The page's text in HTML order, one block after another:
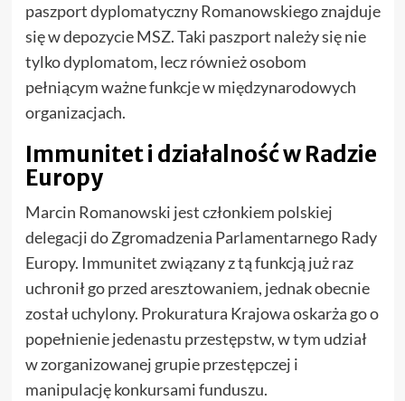
paszport dyplomatyczny Romanowskiego znajduje
się w depozycie MSZ. Taki paszport należy się nie
tylko dyplomatom, lecz również osobom
pełniącym ważne funkcje w międzynarodowych
organizacjach.
Immunitet i działalność w Radzie
Europy
Marcin Romanowski jest członkiem polskiej
delegacji do Zgromadzenia Parlamentarnego Rady
Europy. Immunitet związany z tą funkcją już raz
uchronił go przed aresztowaniem, jednak obecnie
został uchylony. Prokuratura Krajowa oskarża go o
popełnienie jedenastu przestępstw, w tym udział
w zorganizowanej grupie przestępczej i
manipulację konkursami funduszu.